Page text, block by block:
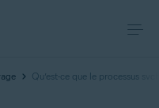
Qu’est-ce que le processus